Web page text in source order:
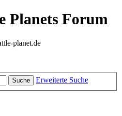
Planets Forum
planet.de
Suche Erweiterte Suche